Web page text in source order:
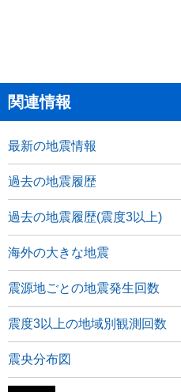
関連情報
最新の地震情報
過去の地震履歴
過去の地震履歴(震度3以上)
海外の大きな地震
震源地ごとの地震発生回数
震度3以上の地域別観測回数
震央分布図